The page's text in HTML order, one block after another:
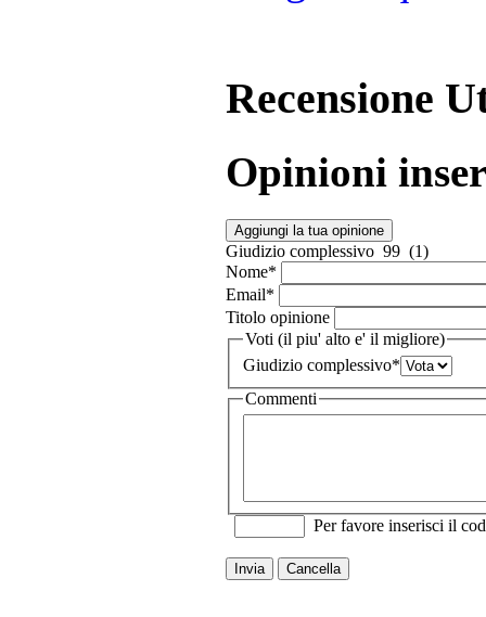
Recensione
Opinioni
Aggiungi la tua opinione
Giudizio complessivo 99 (1)
Nome*
Email*
Titolo opinione
Voti (il piu' alto e' il migliore)
Giudizio complessivo*
Commenti
Per favore inserisci il
Invia Cancella